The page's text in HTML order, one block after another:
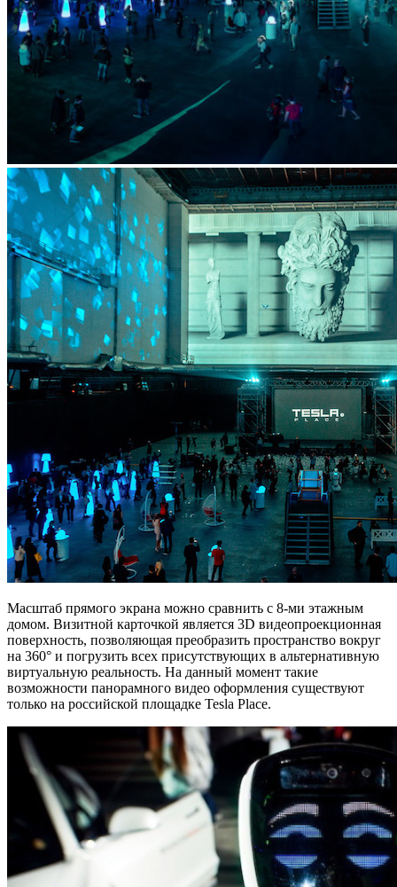
Масштаб прямого экрана можно сравнить с 8-ми этажным
домом. Визитной карточкой является 3D видеопроекционная
поверхность, позволяющая преобразить пространство вокруг
на 360° и погрузить всех присутствующих в альтернативную
виртуальную реальность. На данный момент такие
возможности панорамного видео оформления существуют
только на российской площадке Tesla Place.